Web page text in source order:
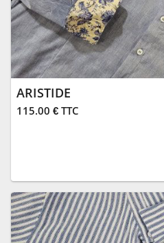
ARISTIDE
115.00 € TTC